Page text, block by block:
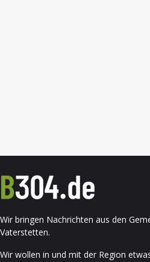
Wir bringen Nachrichten aus den
Vaterstetten.
Wir wollen in und mit der Region